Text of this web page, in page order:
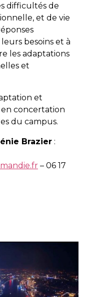
difficultés de
et de vie
besoins et à
les adaptations
et
et
en concertation
du campus.
Brazier :
– 06 17